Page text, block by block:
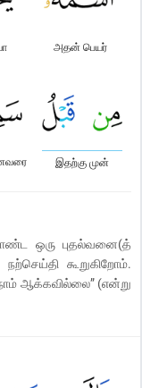
அதன் பெயர்
இதற்கு முன்
ஒரு புதல்வனை(த்
கூறுகிறோம்.
ஆக்கவில்லை” (என்று